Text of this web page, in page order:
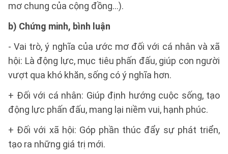
mơ chung của cộng đồng...).
b) Chứng minh, bình luận
- Vai trò, ý nghĩa của ước mơ đối với cá nhân và xã
hội: Là động lực, mục tiêu phấn đấu, giúp con người
vượt qua khó khăn, sống có ý nghĩa hơn.
+ Đối với cá nhân: Giúp định hướng cuộc sống, tạo
động lực phấn đấu, mang lại niềm vui, hạnh phúc.
+ Đối với xã hội: Góp phần thúc đẩy sự phát triển,
tạo ra những giá trị mới.